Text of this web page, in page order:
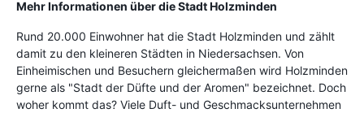
Mehr Informationen über die Stadt Holzminden
Rund 20.000 Einwohner hat die Stadt Holzminden und zählt
damit zu den kleineren Städten in Niedersachsen. Von
Einheimischen und Besuchern gleichermaßen wird Holzminden
gerne als "Stadt der Düfte und der Aromen" bezeichnet. Doch
woher kommt das? Viele Duft- und Geschmacksunternehmen